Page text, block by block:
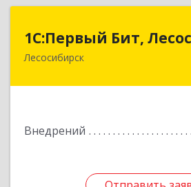
1С:Первый Бит,
Лесосибирск
Внедрений
1С:Первый Бит,
662544, Красноярский